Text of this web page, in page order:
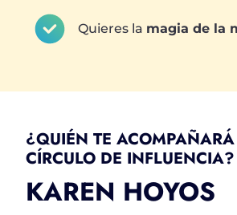
Quieres la magia de la
¿QUIÉN TE
CÍRCULO DE INFLUENCIA?
KAREN HOYOS